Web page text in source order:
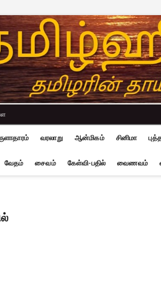
வரலாறு ஆன்மிகம் சினிமா
வேதம் சைவம் கேள்வி-பதில் வைணவம்